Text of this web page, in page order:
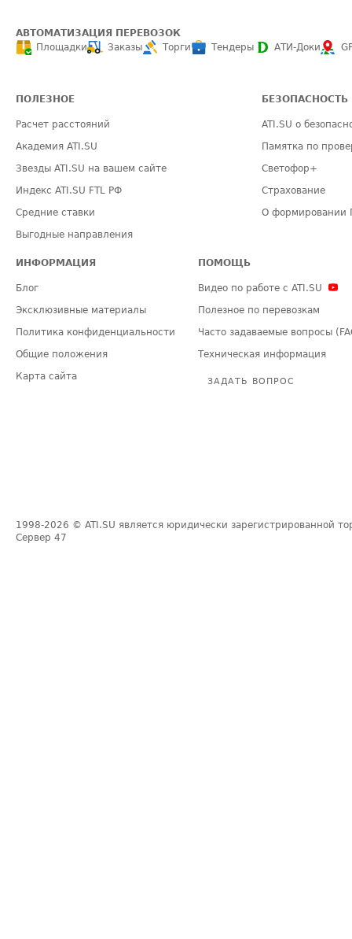
АВТОМАТИЗАЦИЯ ПЕРЕВОЗОК
Площадки
Заказы Торги Тендеры АТИ-Доки
ПОЛЕЗНОЕ
Расчет расстояний
Академия ATI.SU
Звезды ATI.SU на вашем сайте
Индекс ATI.SU FTL РФ
Средние ставки
Выгодные направления
БЕЗОПАСНОСТЬ
ATI.SU о
Памятка по
Светофор+
Страхование
О формировании
ИНФОРМАЦИЯ
Блог
Эксклюзивные материалы
Политика конфиденциальности
Общие положения
Карта сайта
ПОМОЩЬ
Видео по работе с ATI.SU
Полезное по перевозкам
Часто задаваемые вопросы
Техническая информация
ЗАДАТЬ ВОПРОС
1998-2026 © ATI.SU является юридически зарегистрированной
Сервер 47